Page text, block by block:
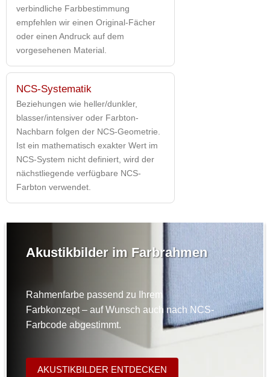
verbindliche Farbbestimmung
empfehlen wir einen Original-Fächer
oder einen Andruck auf dem
vorgesehenen Material.
NCS-Systematik
Beziehungen wie heller/dunkler,
blasser/intensiver oder Farbton-
Nachbarn folgen der NCS-Geometrie.
Ist ein mathematisch exakter Wert im
NCS-System nicht definiert, wird der
nächstliegende verfügbare NCS-
Farbton verwendet.
Akustikbilder im Farbrahmen
Rahmenfarbe passend zu Ihrem
Farbkonzept – auf Wunsch auch nach NCS-
Farbcode abgestimmt.
AKUSTIKBILDER ENTDECKEN